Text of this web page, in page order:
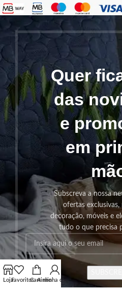
Quer
das
e
em
Subscreva a nossa
ofertas exclusivas,
decoração, móveis e
tudo o que precisa
LojaFavoritosCarrinho
A minha conta